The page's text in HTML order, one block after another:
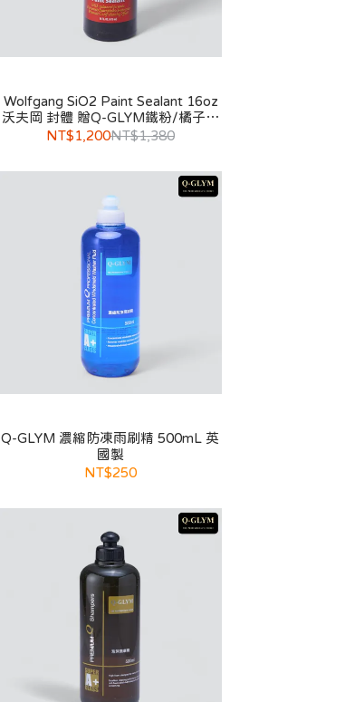
Wolfgang SiO2 Paint Sealant 16oz
沃夫岡 封體 贈Q-GLYM鐵粉/橘子柏
油二選一
NT$1,200NT$1,380
Q-GLYM 濃縮防凍雨刷精 500mL 英
國製
NT$250